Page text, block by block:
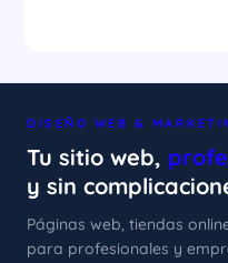
DISEÑO WEB &
Tu sitio web,
y sin
Páginas web, tiendas
para profesionales y